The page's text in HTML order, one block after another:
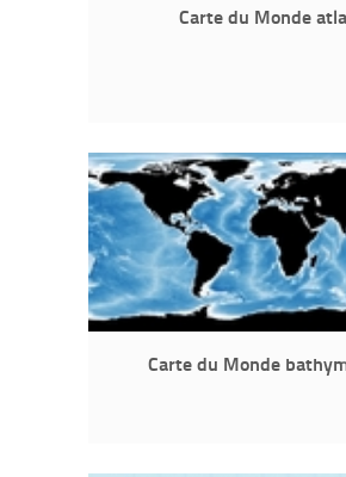
Carte du Monde
Carte du Monde